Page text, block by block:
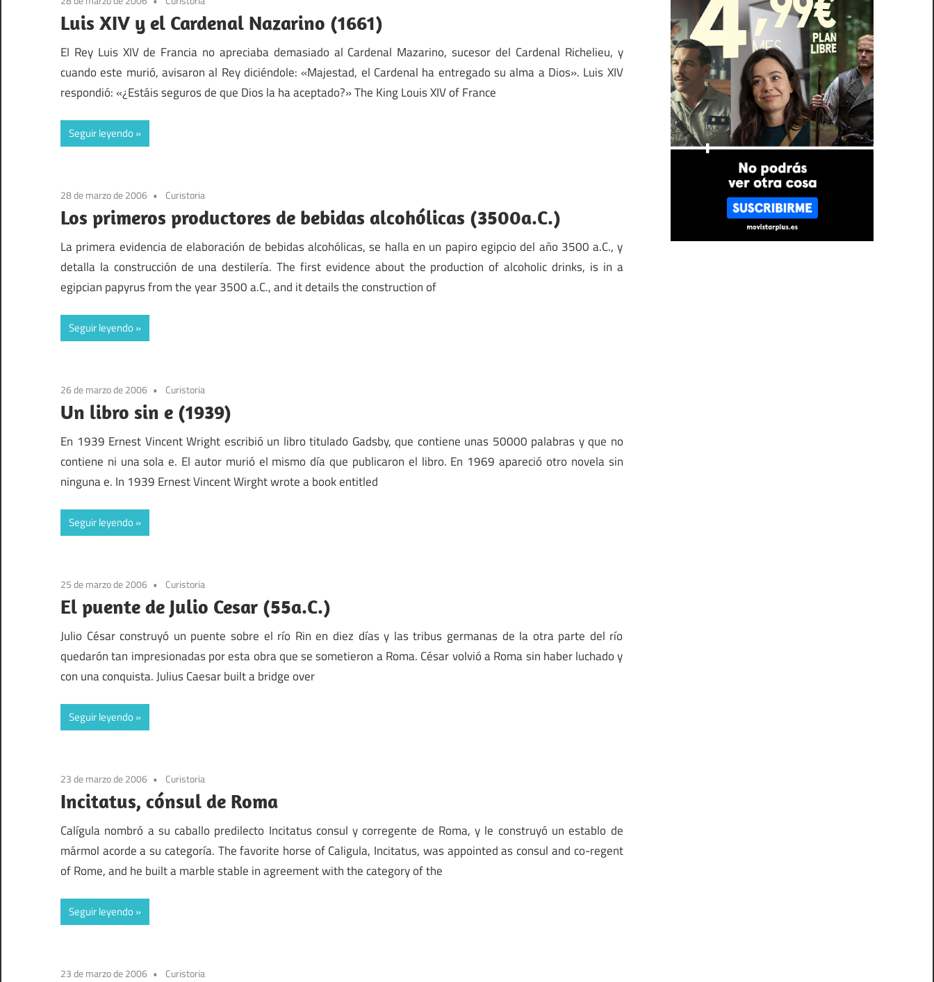
Luis XIV y el Cardenal Nazarino (1661)
El Rey Luis XIV de Francia no apreciaba demasiado al Cardenal Mazarino, sucesor del Cardenal Richelieu, y
cuando este murió, avisaron al Rey diciéndole: «Majestad, el Cardenal ha entregado su alma a Dios». Luis XIV
respondió: «¿Estáis seguros de que Dios la ha aceptado?» The King Louis XIV of France
Seguir leyendo
28 de marzo de 2006 Curistoria
Los primeros productores de bebidas alcohólicas (3500a.C.)
La primera evidencia de elaboración de bebidas alcohólicas, se halla en un papiro egipcio del año 3500 a.C., y
detalla la construcción de una destilería. The first evidence about the production of alcoholic drinks, is in a
egipcian papyrus from the year 3500 a.C., and it details the construction of
Seguir leyendo
26 de marzo de 2006 Curistoria
Un libro sin e (1939)
En 1939 Ernest Vincent Wright escribió un libro titulado Gadsby, que contiene unas 50000 palabras y que no
contiene ni una sola e. El autor murió el mismo día que publicaron el libro. En 1969 apareció otro novela sin
ninguna e. In 1939 Ernest Vincent Wirght wrote a book entitled
Seguir leyendo
25 de marzo de 2006 Curistoria
El puente de Julio Cesar (55a.C.)
Julio César construyó un puente sobre el río Rin en diez días y las tribus germanas de la otra parte del río
quedarón tan impresionadas por esta obra que se sometieron a Roma. César volvió a Roma sin haber luchado y
con una conquista. Julius Caesar built a bridge over
Seguir leyendo
23 de marzo de 2006 Curistoria
Incitatus, cónsul de Roma
Calígula nombró a su caballo predilecto Incitatus consul y corregente de Roma, y le construyó un establo de
mármol acorde a su categoría. The favorite horse of Caligula, Incitatus, was appointed as consul and co-regent
of Rome, and he built a marble stable in agreement with the category of the
Seguir leyendo
23 de marzo de 2006 Curistoria